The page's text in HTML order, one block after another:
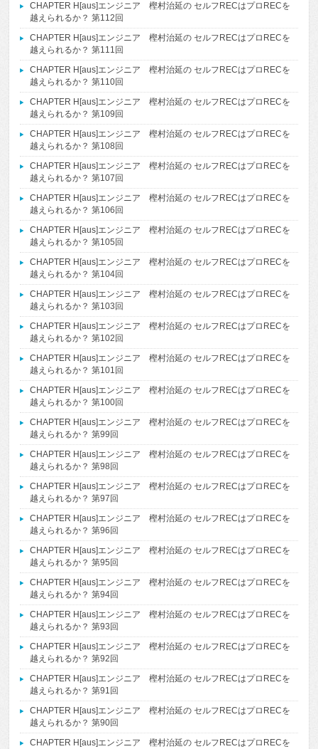
CHAPTER H[aus]エンジニア 樫村治延の セルフRECはプロRECを
越えられるか？ 第112回
CHAPTER H[aus]エンジニア 樫村治延の セルフRECはプロRECを
越えられるか？ 第111回
CHAPTER H[aus]エンジニア 樫村治延の セルフRECはプロRECを
越えられるか？ 第110回
CHAPTER H[aus]エンジニア 樫村治延の セルフRECはプロRECを
越えられるか？ 第109回
CHAPTER H[aus]エンジニア 樫村治延の セルフRECはプロRECを
越えられるか？ 第108回
CHAPTER H[aus]エンジニア 樫村治延の セルフRECはプロRECを
越えられるか？ 第107回
CHAPTER H[aus]エンジニア 樫村治延の セルフRECはプロRECを
越えられるか？ 第106回
CHAPTER H[aus]エンジニア 樫村治延の セルフRECはプロRECを
越えられるか？ 第105回
CHAPTER H[aus]エンジニア 樫村治延の セルフRECはプロRECを
越えられるか？ 第104回
CHAPTER H[aus]エンジニア 樫村治延の セルフRECはプロRECを
越えられるか？ 第103回
CHAPTER H[aus]エンジニア 樫村治延の セルフRECはプロRECを
越えられるか？ 第102回
CHAPTER H[aus]エンジニア 樫村治延の セルフRECはプロRECを
越えられるか？ 第101回
CHAPTER H[aus]エンジニア 樫村治延の セルフRECはプロRECを
越えられるか？ 第100回
CHAPTER H[aus]エンジニア 樫村治延の セルフRECはプロRECを
越えられるか？ 第99回
CHAPTER H[aus]エンジニア 樫村治延の セルフRECはプロRECを
越えられるか？ 第98回
CHAPTER H[aus]エンジニア 樫村治延の セルフRECはプロRECを
越えられるか？ 第97回
CHAPTER H[aus]エンジニア 樫村治延の セルフRECはプロRECを
越えられるか？ 第96回
CHAPTER H[aus]エンジニア 樫村治延の セルフRECはプロRECを
越えられるか？ 第95回
CHAPTER H[aus]エンジニア 樫村治延の セルフRECはプロRECを
越えられるか？ 第94回
CHAPTER H[aus]エンジニア 樫村治延の セルフRECはプロRECを
越えられるか？ 第93回
CHAPTER H[aus]エンジニア 樫村治延の セルフRECはプロRECを
越えられるか？ 第92回
CHAPTER H[aus]エンジニア 樫村治延の セルフRECはプロRECを
越えられるか？ 第91回
CHAPTER H[aus]エンジニア 樫村治延の セルフRECはプロRECを
越えられるか？ 第90回
CHAPTER H[aus]エンジニア 樫村治延の セルフRECはプロRECを